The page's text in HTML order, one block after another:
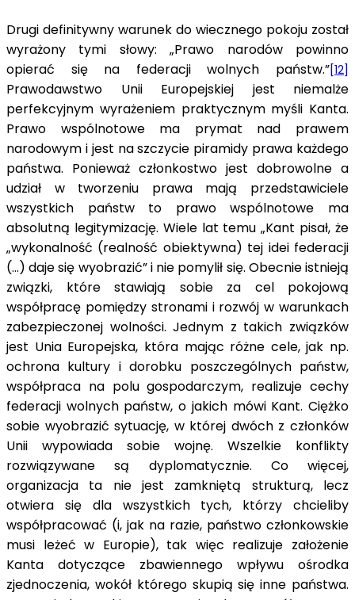
Drugi definitywny warunek do wiecznego pokoju został
wyrażony tymi słowy: „Prawo narodów powinno
opierać się na federacji wolnych państw.”[12]
Prawodawstwo Unii Europejskiej jest niemalże
perfekcyjnym wyrażeniem praktycznym myśli Kanta.
Prawo wspólnotowe ma prymat nad prawem
narodowym i jest na szczycie piramidy prawa każdego
państwa. Ponieważ członkostwo jest dobrowolne a
udział w tworzeniu prawa mają przedstawiciele
wszystkich państw to prawo wspólnotowe ma
absolutną legitymizację. Wiele lat temu „Kant pisał, że
„wykonalność (realność obiektywna) tej idei federacji
(…) daje się wyobrazić” i nie pomylił się. Obecnie istnieją
związki, które stawiają sobie za cel pokojową
współpracę pomiędzy stronami i rozwój w warunkach
zabezpieczonej wolności. Jednym z takich związków
jest Unia Europejska, która mając różne cele, jak np.
ochrona kultury i dorobku poszczególnych państw,
współpraca na polu gospodarczym, realizuje cechy
federacji wolnych państw, o jakich mówi Kant. Ciężko
sobie wyobrazić sytuację, w której dwóch z członków
Unii wypowiada sobie wojnę. Wszelkie konflikty
rozwiązywane są dyplomatycznie. Co więcej,
organizacja ta nie jest zamkniętą strukturą, lecz
otwiera się dla wszystkich tych, którzy chcieliby
współpracować (i, jak na razie, państwo członkowskie
musi leżeć w Europie), tak więc realizuje założenie
Kanta dotyczące zbawiennego wpływu ośrodka
zjednoczenia, wokół którego skupią się inne państwa.